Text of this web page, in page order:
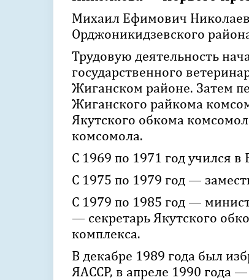
Михаил Ефимович Николаев
Орджоникидзевского
Трудовую деятельность
государственного
Жиганском районе. Затем
Жиганского райкома
Якутского обкома
комсомола.
С 1969 по 1971 год учился
С 1975 по 1979 год —
С 1979 по 1985 год —
— секретарь Якутского
комплекса.
В декабре 1989 года был
ЯАССР, в апреле 1990 года